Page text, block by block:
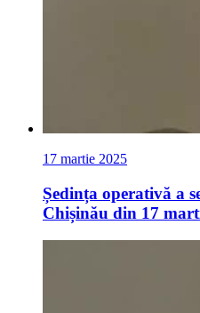
17 martie 2025
Ședința operativă a
Chișinău din 17